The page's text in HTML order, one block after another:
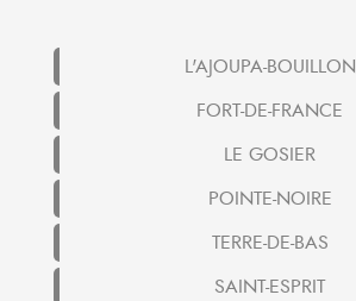
L'AJOUPA-BOUILLON
FORT-DE-FRANCE
LE GOSIER
POINTE-NOIRE
TERRE-DE-BAS
SAINT-ESPRIT